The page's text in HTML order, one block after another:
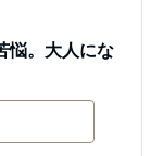
悩。大人にな